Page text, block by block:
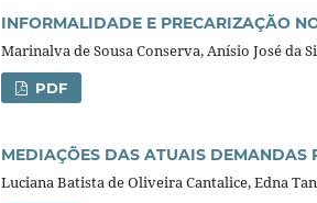
INFORMALIDADE E PRECARIZAÇÃO
Marinalva de Sousa Conserva, Anísio José da
PDF
MEDIAÇÕES DAS ATUAIS DEMANDAS
Luciana Batista de Oliveira Cantalice, Edna